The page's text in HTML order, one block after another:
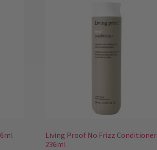
Living Proof No Frizz Conditioner
236ml